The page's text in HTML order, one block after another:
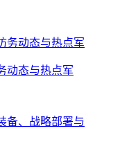
动态与热点军